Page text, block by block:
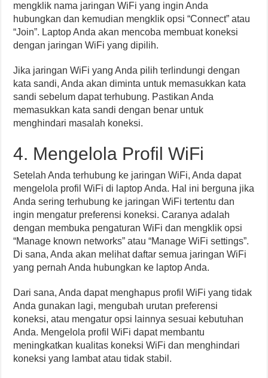
mengklik nama jaringan WiFi yang ingin Anda
hubungkan dan kemudian mengklik opsi “Connect” atau
“Join”. Laptop Anda akan mencoba membuat koneksi
dengan jaringan WiFi yang dipilih.
Jika jaringan WiFi yang Anda pilih terlindungi dengan
kata sandi, Anda akan diminta untuk memasukkan kata
sandi sebelum dapat terhubung. Pastikan Anda
memasukkan kata sandi dengan benar untuk
menghindari masalah koneksi.
4. Mengelola Profil WiFi
Setelah Anda terhubung ke jaringan WiFi, Anda dapat
mengelola profil WiFi di laptop Anda. Hal ini berguna jika
Anda sering terhubung ke jaringan WiFi tertentu dan
ingin mengatur preferensi koneksi. Caranya adalah
dengan membuka pengaturan WiFi dan mengklik opsi
“Manage known networks” atau “Manage WiFi settings”.
Di sana, Anda akan melihat daftar semua jaringan WiFi
yang pernah Anda hubungkan ke laptop Anda.
Dari sana, Anda dapat menghapus profil WiFi yang tidak
Anda gunakan lagi, mengubah urutan preferensi
koneksi, atau mengatur opsi lainnya sesuai kebutuhan
Anda. Mengelola profil WiFi dapat membantu
meningkatkan kualitas koneksi WiFi dan menghindari
koneksi yang lambat atau tidak stabil.